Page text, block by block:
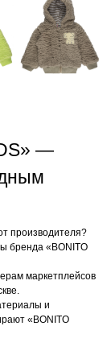
—
производителя?
бренда «BONITO
маркетплейсов
и
«BONITO